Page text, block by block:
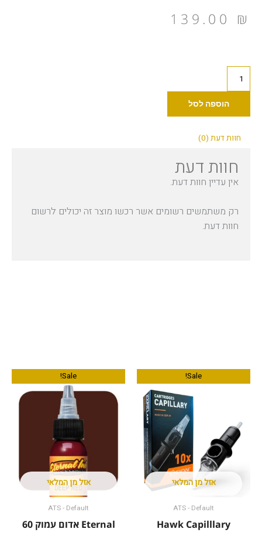
139.00 ₪
Dynamic
לבן
הוספה לסל
חוות דעת (0)
חוות דעת
אין עדיין חוות דעת.
רק משתמשים רשומים אשר רכשו מוצר זה יכולים לרשום
חוות דעת.
Sale!
אזל מן המלאי
ATS - Default
Hawk Capilllary
המחיר
המקורי
המחיר
הנוכחי
הוא:
123.00 ₪.
Sale!
אזל מן המלאי
ATS - Default
Eternal אדום עמוק 60
המחיר
המקורי
היה:
100.00 ₪.
המחיר
הנוכחי
הוא:
50.00 ₪.